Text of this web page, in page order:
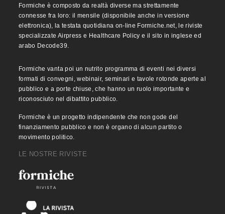
Formiche è composto da realtà diverse ma strettamente
connesse fra loro: il mensile (disponibile anche in versione
elettronica), la testata quotidiana on-line Formiche.net, le riviste
specializzate Airpress e Healthcare Policy e il sito in inglese ed
arabo Decode39.
Formiche vanta poi un nutrito programma di eventi nei diversi
formati di convegni, webinair, seminari e tavole rotonde aperte al
pubblico e a porte chiuse, che hanno un ruolo importante e
riconosciuto nel dibattito pubblico.
Formiche è un progetto indipendente che non gode del
finanziamento pubblico e non è organo di alcun partito o
movimento politico.
LE NOSTRE RIVISTE